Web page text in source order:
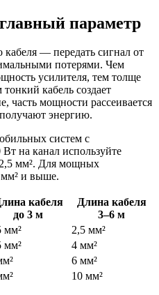
параметр
кабеля — передать сигнал от
потерями. Чем
усилителя, тем толще
кабель создает
часть мощности рассеивается
энергию.
систем с
на канал используйте
мм². Для мощных
и выше.
кабеля
до 3 м
Длина кабеля
3–6 м
мм²
2,5 мм²
мм²
4 мм²
6 мм²
10 мм²